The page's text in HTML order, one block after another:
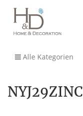
Alle Kategorien
NYJ29ZINC